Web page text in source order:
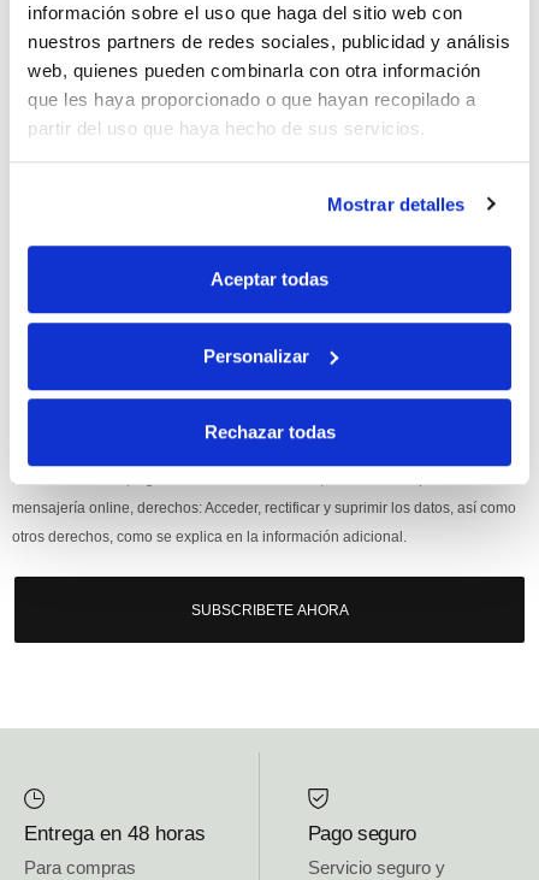
información sobre el uso que haga del sitio web con
nuestros partners de redes sociales, publicidad y análisis
web, quienes pueden combinarla con otra información
que les haya proporcionado o que hayan recopilado a
partir del uso que haya hecho de sus servicios.
Mostrar detalles
Aceptar todas
Personalizar
Rechazar todas
10% de descuento
con tu primera compra.
a nuestra newsletter para recibir nuestrasofertas
Si, he leído y acepto la política de protección de datos.
fines comerciales, legitimación: consentimiento, destinatarios: proveedor de
mensajería online, derechos: Acceder, rectificar y suprimir los datos, así como
otros derechos, como se explica en la información adicional.
SUBSCRIBETE AHORA
Entrega en 48 horas
Para compras
Pago seguro
Servicio seguro y